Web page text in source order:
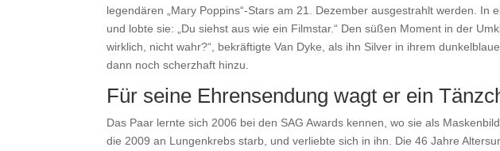
legendären „Mary Poppins“-Stars am 21. Dezember ausgestrahlt werden.
und lobte sie: „Du siehst aus wie ein Filmstar.“ Den süßen Moment in der
wirklich, nicht wahr?“, bekräftigte Van Dyke, als ihn Silver in ihrem
dann noch scherzhaft hinzu.
Für seine Ehrensendung wagt er ein
Das Paar lernte sich 2006 bei den SAG Awards kennen, wo sie als
die 2009 an Lungenkrebs starb, und verliebte sich in ihn. Die 46 Jahre